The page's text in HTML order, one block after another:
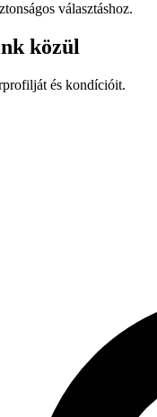
választáshoz.
közül
és kondícióit.